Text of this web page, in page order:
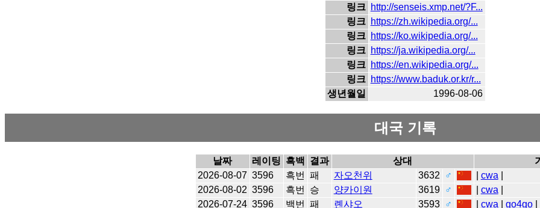
링크 http://senseis.xmp.net/?F...
링크 https://zh.wikipedia.org/...
링크 https://ko.wikipedia.org/...
링크 https://ja.wikipedia.org/...
링크 https://en.wikipedia.org/...
링크 https://www.baduk.or.kr/r...
생년월일
1996-08-06
대국 기록
날짜 레이팅 흑백 결과 상대
2026-08-07 3596 흑번 패 자오천위 3632 ♂ cwa
2026-08-02 3596 흑번 승 양카이원 3619 ♂ cwa
2026-07-24 3596 백번 패 롄샤오 3593 ♂ cwa go4go|